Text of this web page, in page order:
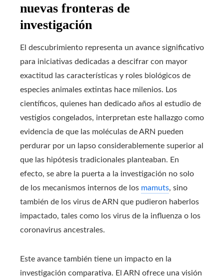
nuevas fronteras de
investigación
El descubrimiento representa un avance significativo
para iniciativas dedicadas a descifrar con mayor
exactitud las características y roles biológicos de
especies animales extintas hace milenios. Los
científicos, quienes han dedicado años al estudio de
vestigios congelados, interpretan este hallazgo como
evidencia de que las moléculas de ARN pueden
perdurar por un lapso considerablemente superior al
que las hipótesis tradicionales planteaban. En
efecto, se abre la puerta a la investigación no solo
de los mecanismos internos de los mamuts, sino
también de los virus de ARN que pudieron haberlos
impactado, tales como los virus de la influenza o los
coronavirus ancestrales.
Este avance también tiene un impacto en la
investigación comparativa. El ARN ofrece una visión